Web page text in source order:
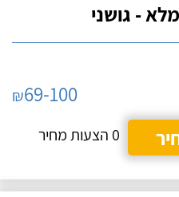
- גושני
₪69-100
0 הצעות מחיר